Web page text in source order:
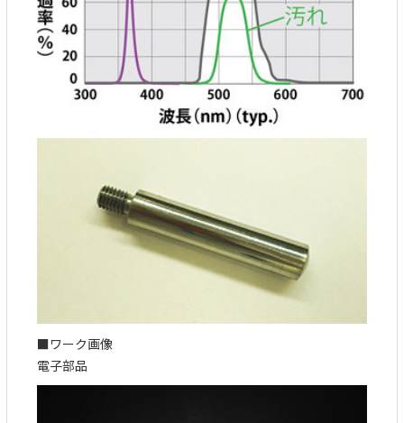
■ワーク画像
電子部品